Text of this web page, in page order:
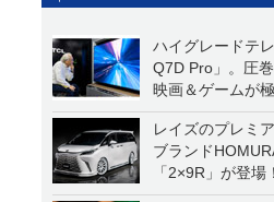
ハイグレードテ
Q7D Pro」。圧
映画＆ゲームが
レイズのプレミ
ブランド
「2×9R」が登場！